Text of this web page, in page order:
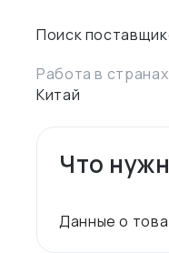
Работа в странах
Китай
Что